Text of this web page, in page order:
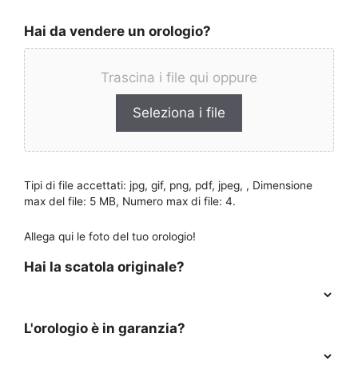
Hai da vendere un orologio?
Trascina i file qui oppure
Seleziona i file
Tipi di file accettati: jpg, gif, png, pdf, jpeg, , Dimensione
max del file: 5 MB, Numero max di file: 4.
Allega qui le foto del tuo orologio!
Hai la scatola originale?
L'orologio è in garanzia?